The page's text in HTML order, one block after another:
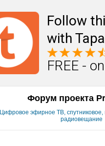
Follow
with
FREE -
Форум проекта
Цифровое эфирное ТВ, спутниковое,
радиовещание